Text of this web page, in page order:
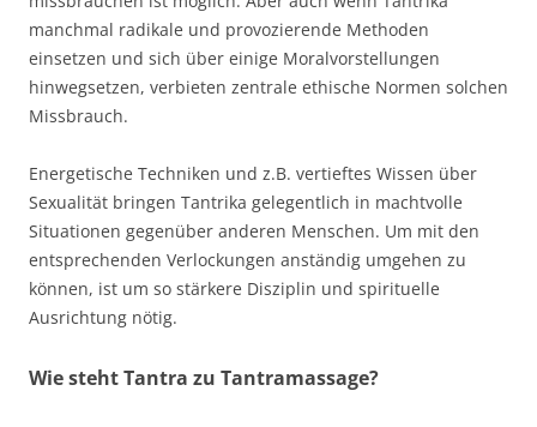
manchmal radikale und provozierende Methoden
einsetzen und sich über einige Moralvorstellungen
hinwegsetzen, verbieten zentrale ethische Normen solchen
Missbrauch.
Energetische Techniken und z.B. vertieftes Wissen über
Sexualität bringen Tantrika gelegentlich in machtvolle
Situationen gegenüber anderen Menschen. Um mit den
entsprechenden Verlockungen anständig umgehen zu
können, ist um so stärkere Disziplin und spirituelle
Ausrichtung nötig.
Wie steht Tantra zu Tantramassage?